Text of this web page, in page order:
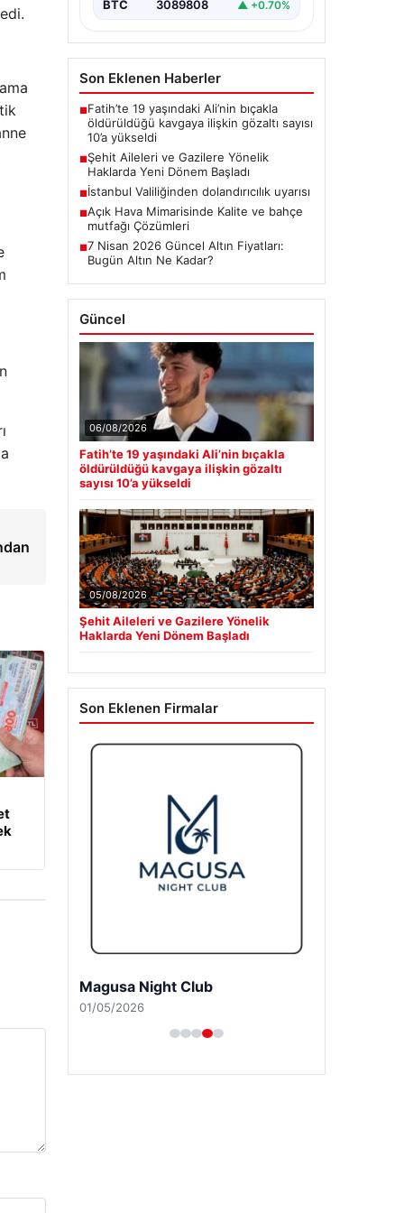
BTC 3089808 ▲ +0.70%
Son Eklenen Haberler
■Fatih’te 19 yaşındaki Ali’nin bıçakla
öldürüldüğü kavgaya ilişkin gözaltı sayısı
10’a yükseldi
■Şehit Aileleri ve Gazilere Yönelik
Haklarda Yeni Dönem Başladı
■İstanbul Valiliğinden dolandırıcılık uyarısı
■Açık Hava Mimarisinde Kalite ve bahçe
mutfağı Çözümleri
■7 Nisan 2026 Güncel Altın Fiyatları:
Bugün Altın Ne Kadar?
Güncel
06/08/2026
Fatih’te 19 yaşındaki Ali’nin bıçakla
öldürüldüğü kavgaya ilişkin gözaltı
sayısı 10’a yükseldi
05/08/2026
Şehit Aileleri ve Gazilere Yönelik
Haklarda Yeni Dönem Başladı
Son Eklenen Firmalar
Magusa Night Club
01/05/2026